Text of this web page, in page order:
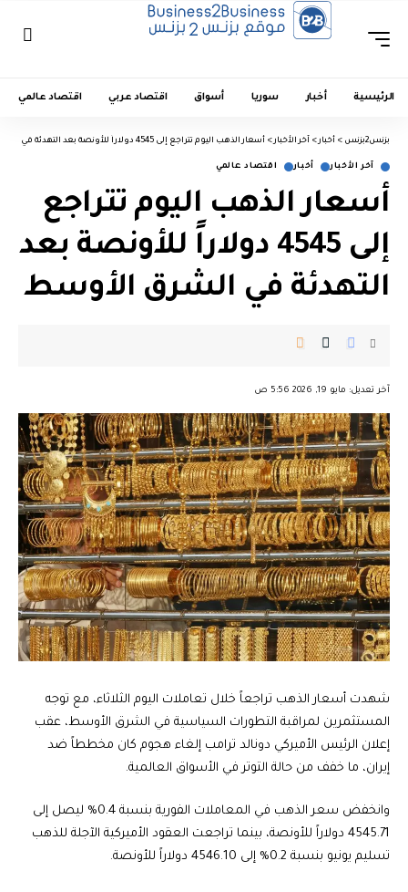
الرئيسية أخبار سوريا أسواق اقتصاد عربي اقتصاد عالمي
بزنس2بزنس > أخبار > آخر الأخبار > أسعار الذهب اليوم تتراجع إلى 4545 دولاراً للأونصة بعد التهدئة في الشرق الأوسط
آخر الأخبار أخبار اقتصاد عالمي
أسعار الذهب اليوم تتراجع
إلى 4545 دولاراً للأونصة بعد
التهدئة في الشرق الأوسط
آخر تعديل: مايو 19, 2026 5:56 ص
شهدت أسعار الذهب تراجعاً خلال تعاملات اليوم الثلاثاء، مع توجه
المستثمرين لمراقبة التطورات السياسية في الشرق الأوسط، عقب
إعلان الرئيس الأميركي دونالد ترامب إلغاء هجوم كان مخططاً ضد
إيران، ما خفف من حالة التوتر في الأسواق العالمية.
وانخفض سعر الذهب في المعاملات الفورية بنسبة 0.4% ليصل إلى
4545.71 دولاراً للأونصة، بينما تراجعت العقود الأميركية الآجلة للذهب
تسليم يونيو بنسبة 0.2% إلى 4546.10 دولاراً للأونصة.